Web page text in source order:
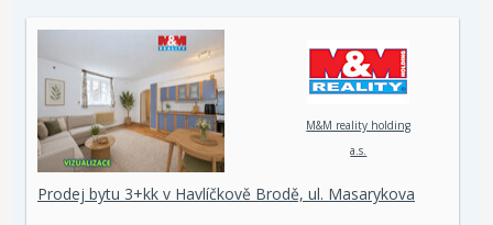
M&M reality holding
a.s.
Prodej bytu 3+kk v Havlíčkově Brodě, ul. Masarykova